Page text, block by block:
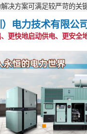
电力技术有限公司